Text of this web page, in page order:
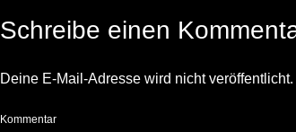
Schreibe einen
Deine E-Mail-Adresse wird nicht veröffentlicht.
Kommentar